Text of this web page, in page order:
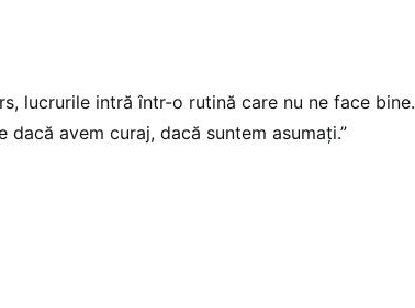
lucrurile intră într-o rutină care nu ne face bine.
avem curaj, dacă suntem asumați.”